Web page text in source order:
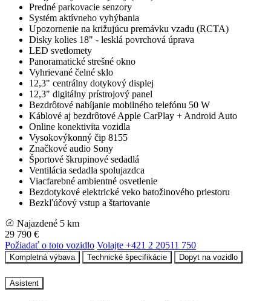
Predné parkovacie senzory
Systém aktívneho vyhýbania
Upozornenie na križujúcu premávku vzadu (RCTA)
Disky kolies 18" - lesklá povrchová úprava
LED svetlomety
Panoramatické strešné okno
Vyhrievané čelné sklo
12,3" centrálny dotykový displej
12,3" digitálny prístrojový panel
Bezdrôtové nabíjanie mobilného telefónu 50 W
Káblové aj bezdrôtové Apple CarPlay + Android Auto
Online konektivita vozidla
Vysokovýkonný čip 8155
Značkové audio Sony
Športové škrupinové sedadlá
Ventilácia sedadla spolujazdca
Viacfarebné ambientné osvetlenie
Bezdotykové elektrické veko batožinového priestoru
Bezkľúčový vstup a štartovanie
Najazdené 5 km
29 790 €
Požiadať o toto vozidlo Volajte +421 2 20511 750
Kompletná výbava Technické špecifikácie Dopyt na vozidlo
Asistent